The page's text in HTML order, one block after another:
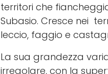
territori che
Subasio. Cresce nei
leccio, faggio e
La sua grandezza
irregolare, con la